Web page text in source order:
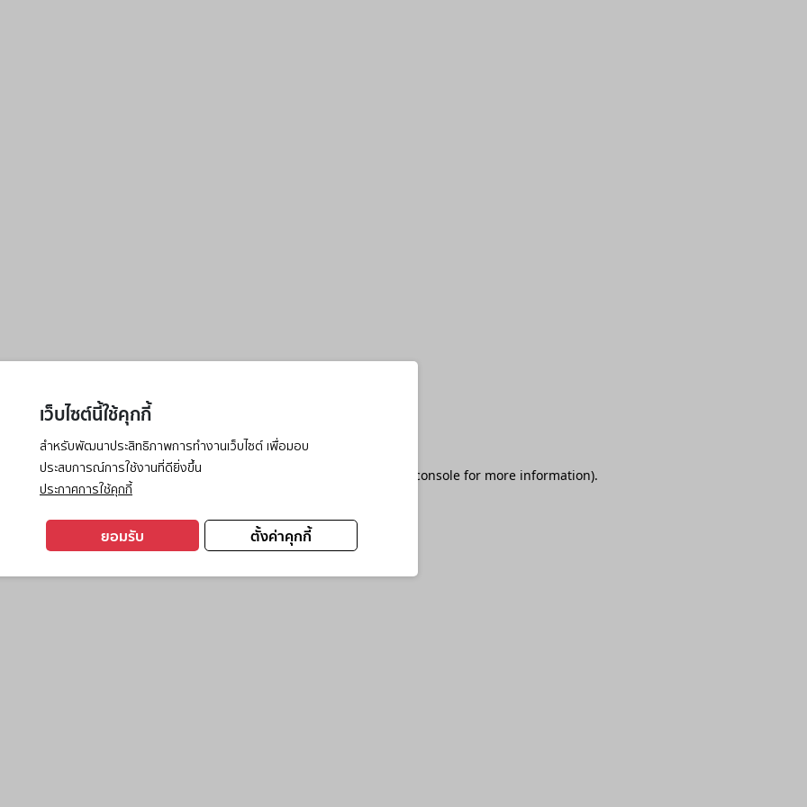
เว็บไซต์นี้ใช้คุกกี้
สำหรับพัฒนาประสิทธิภาพการทำงานเว็บไซต์ เพื่อมอบ
ประสบการณ์การใช้งานที่ดียิ่งขึ้น
ประกาศการใช้คุกกี้
ตั้งค่าคุกกี้
ยอมรับ
has occurred while loading browser console for more information).